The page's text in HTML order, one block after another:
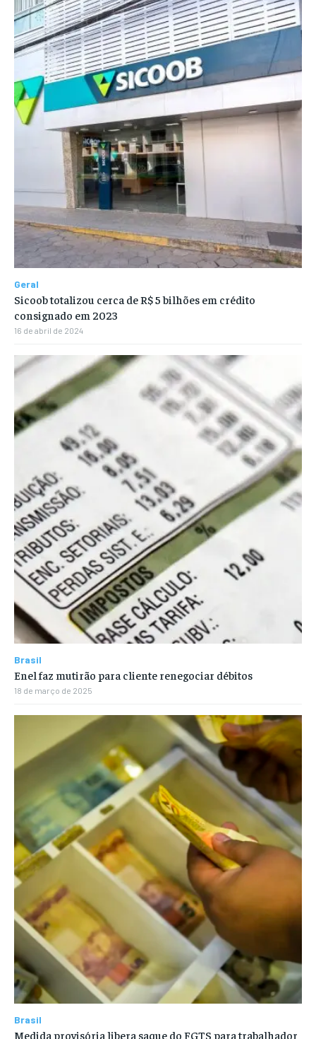
Geral
Sicoob totalizou cerca de R$ 5 bilhões em crédito
consignado em 2023
16 de abril de 2024
Brasil
Enel faz mutirão para cliente renegociar débitos
18 de março de 2025
Brasil
Medida provisória libera saque do FGTS para trabalhador